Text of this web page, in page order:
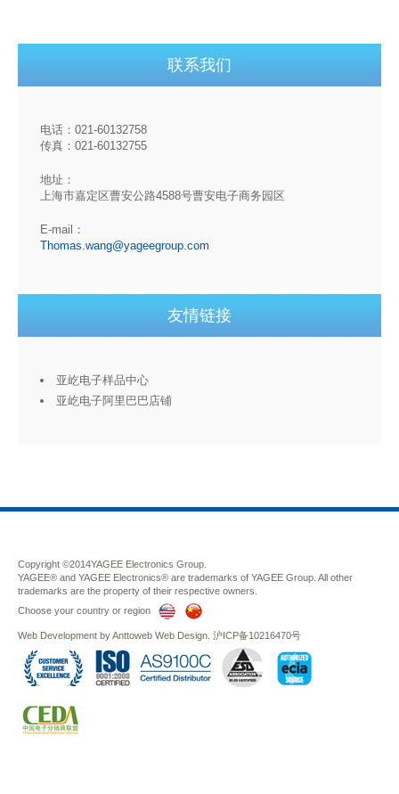
联系我们
电话：021-60132758
传真：021-60132755
地址：
上海市嘉定区曹安公路4588号曹安电子商务园区
E-mail：
Thomas.wang@yageegroup.com
友情链接
亚屹电子样品中心
亚屹电子阿里巴巴店铺
Copyright ©2014YAGEE Electronics Group.
YAGEE® and YAGEE Electronics® are trademarks of YAGEE Group. All other
trademarks are the property of their respective owners.
Choose your country or region
Web Development byAnttoweb Web Design 沪ICP备10216470号